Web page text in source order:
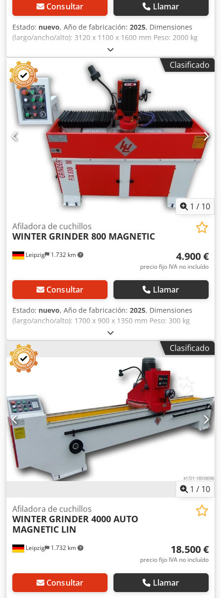
Consultar Llamar
Estado: nuevo, Año de fabricación: 2025, Dimensiones
(largo/ancho/alto): 3120 x 1100 x 1600 mm Peso: 2000 kg
Potencia total requerida: 6,4 kW Afiladora de cuchillas para
picadoras GRINDER 1700 AUTO MAGNETIC PLC - Ancho
máximo de trabajo: 1700 mm - Proceso de trabajo
automático en el eje X - Ajuste automático del eje Z con
servomotor y control PLC - Mesa magnética de sujeción:
200 x 1700 mm - Ángulo de afilado: +/- 90° Csdpfevz E N Iex
Ai Sjrf - Velocidad de la muela abrasiva: 1440 rpm -
Dimensiones de la muela abrasiva: Ø 205 x 115 x 145 mm -
Velocidad de avance: 3-9 m/min, ajustable de forma
continua mediante variador de frecuencia - Motor: 5,5 kW /
400 V - Motor de avance: 0,75 kW - Motor de la bomba de
refrigerante: 90 W - Sistema de refrigeración desde arriba
mediante manguera flexible de plástico, que evita el
sobrecalentamiento de las cuchillas - Lámpara halógena
con soporte ajustable - Dimensiones: L = 3120 mm, A =
1100 mm, H = 1600 mm - Peso: 2000 kg
Clasificado
1 / 10
Leipzig 1.732 km
Afiladora de cuchillos
WINTER GRINDER 800 MAGNETIC
4.900 €
precio fijo IVA no incluído
Consultar Llamar
Estado: nuevo, Año de fabricación: 2025, Dimensiones
(largo/ancho/alto): 1700 x 900 x 1350 mm Peso: 300 kg
Potencia total necesaria: 1,6 kW Afiladora para cuchillas de
cepilladora GRINDER 800 MAGNETIC - Ancho de trabajo
máximo: 800 mm - Proceso de trabajo automático en el eje
X - Guías lineales en el eje X con conexión para extracción
de polvo - Ajuste manual del eje Z - Mesa de sujeción
magnética de 120 x 820 mm Crjdpfx Aisvz E Ids Sjf - Ángulo
de rectificado: +/- 90° - Velocidad de giro del disco de
rectificado: 2800 rpm - Dimensiones del disco de
rectificado: Ø 150 x 60 x 32 mm - Velocidad de avance: 0-10
m/min - Motor: 1,5 kW / 400 V - Motor de avance: 60 W -
Motor de la bomba de refrigerante: 40 W - Sistema de
refrigeración que evita el sobrecalentamiento de las
cuchillas - Lámpara halógena con soporte ajustable -
Bomba de lubricante con lubricación centralizada -
Dimensiones: L=1700, A=900 mm, H=1350 - Peso: 300 kg
Clasificado
1 / 10
Leipzig 1.732 km
Afiladora de cuchillos
WINTER GRINDER 4000 AUTO
MAGNETIC LIN
18.500 €
precio fijo IVA no incluído
Consultar Llamar